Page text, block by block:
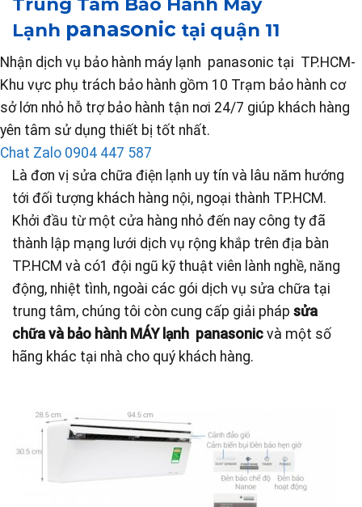
Lạnh panasonic tại quận 11
Nhận dịch vụ bảo hành máy lạnh panasonic tại TP.HCM-
Khu vực phụ trách bảo hành gồm 10 Trạm bảo hành cơ
sở lớn nhỏ hỗ trợ bảo hành tận nơi 24/7 giúp khách hàng
yên tâm sử dụng thiết bị tốt nhất.
Chat Zalo 0904 447 587
Là đơn vị sửa chữa điện lạnh uy tín và lâu năm hướng
tới đối tượng khách hàng nội, ngoại thành TP.HCM.
Khởi đầu từ một cửa hàng nhỏ đến nay công ty đã
thành lập mạng lưới dịch vụ rộng khắp trên địa bàn
TP.HCM và có1 đội ngũ kỹ thuật viên lành nghề, năng
động, nhiệt tình, ngoài các gói dịch vụ sửa chữa tại
trung tâm, chúng tôi còn cung cấp giải pháp sửa
chữa và bảo hành MÁY lạnh panasonic và một số
hãng khác tại nhà cho quý khách hàng.